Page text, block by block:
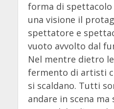
forma di spettacolo
una visione il
spettatore e
vuoto avvolto dal
Nel mentre dietro
fermento di artisti
si scaldano. Tutti
andare in scena